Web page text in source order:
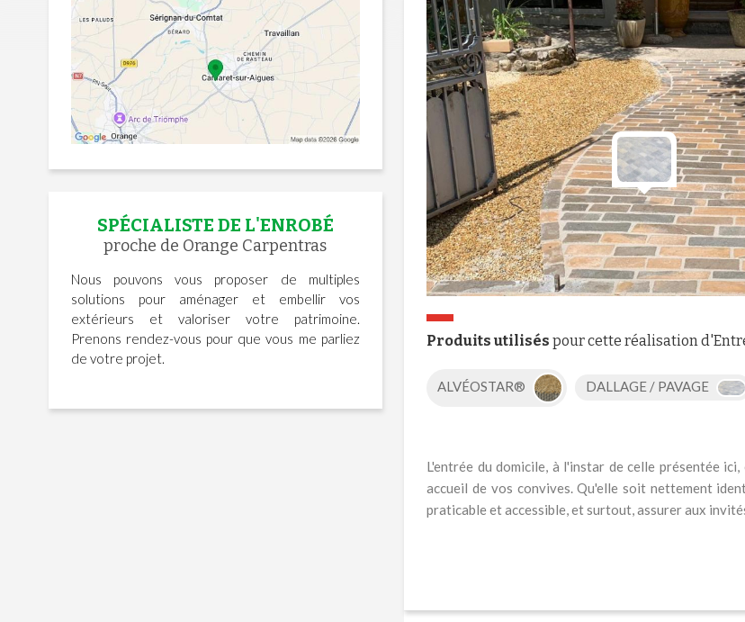
SPÉCIALISTE DE L'ENROBÉ
proche de Orange Carpentras
Nous pouvons vous proposer de multiples
solutions pour aménager et embellir vos
extérieurs et valoriser votre patrimoine.
Prenons rendez-vous pour que vous me parliez
de votre projet.
Produits utilisés pour cette réalisation
ALVÉOSTAR® DALLAGE / PAVAGE
L'entrée du domicile, à l'instar de celle présentée
accueil de vos convives. Qu'elle soit nettement
praticable et accessible, et surtout, assurer aux